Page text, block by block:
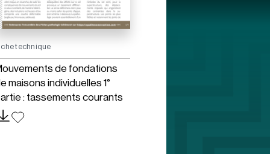
technique
de fondations
maisons individuelles 1°
: tassements courants